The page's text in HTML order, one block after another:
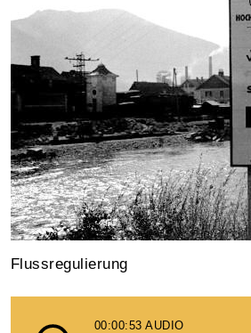
Flussregulierung
00:00:53AUDIO